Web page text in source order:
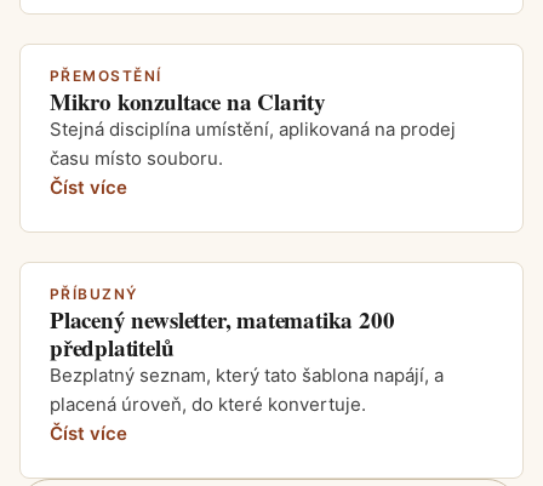
PŘEMOSTĚNÍ
Mikro konzultace na Clarity
Stejná disciplína umístění, aplikovaná na prodej
času místo souboru.
Číst více
PŘÍBUZNÝ
Placený newsletter, matematika 200
předplatitelů
Bezplatný seznam, který tato šablona napájí, a
placená úroveň, do které konvertuje.
Číst více